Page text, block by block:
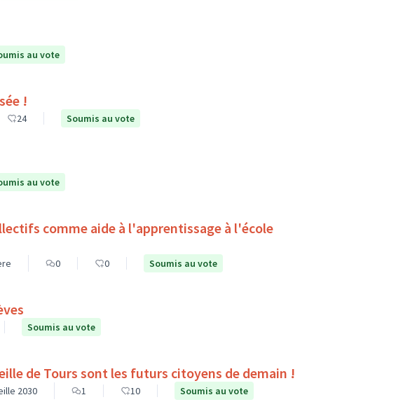
au vote
!
24 Soumis au vote
au vote
0 0 Soumis au vote
Soumis au vote
Les élèves du collège Pierre Corneille de Tours sont les futurs citoyens de demain !
2030 1 10 Soumis au vote